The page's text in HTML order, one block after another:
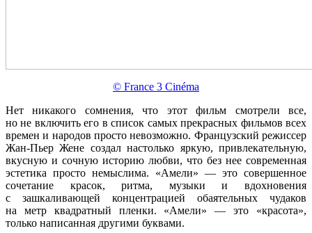
© France 3 Cinéma
Нет никакого сомнения, что этот фильм смотрели все,
но не включить его в список самых прекрасных фильмов всех
времен и народов просто невозможно. Французский режиссер
Жан-Пьер Жене создал настолько яркую, привлекательную,
вкусную и сочную историю любви, что без нее современная
эстетика просто немыслима. «Амели» — это совершенное
сочетание красок, ритма, музыки и вдохновения
с зашкаливающей концентрацией обаятельных чудаков
на метр квадратный пленки. «Амели» — это «красота»,
только написанная другими буквами.